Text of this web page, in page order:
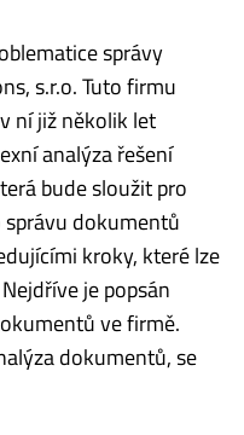
správy
s.r.o. Tuto firmu
ní již několik let
analýza řešení
bude sloužit pro
dokumentů
kroky, které lze
je popsán
ve firmě.
dokumentů, se